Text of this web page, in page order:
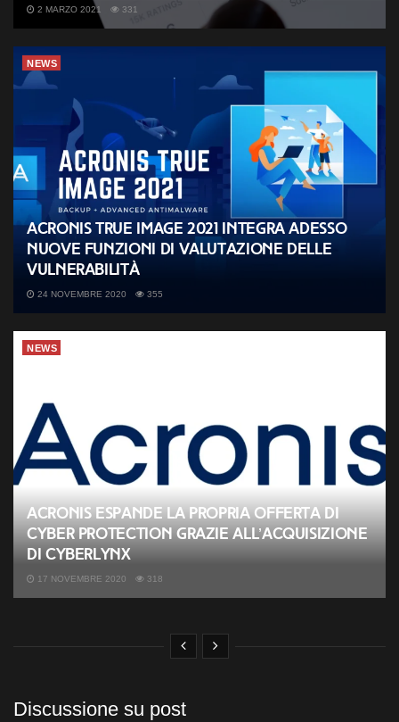
2 MARZO 2021 331
NEWS
Acronis True Image 2021 integra adesso
nuove funzioni di valutazione delle
vulnerabilità
24 NOVEMBRE 2020 355
NEWS
Acronis espande la propria offerta di
Cyber Protection grazie all’acquisizione
di CyberLynx
17 NOVEMBRE 2020 318
Discussione su post